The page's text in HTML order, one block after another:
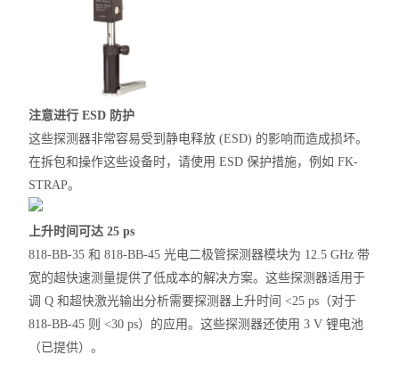
注意进行 ESD 防护
这些探测器非常容易受到静电释放 (ESD) 的影响而造成损坏。
在拆包和操作这些设备时，请使用 ESD 保护措施，例如 FK-
STRAP。
上升时间可达 25 ps
818-BB-35 和 818-BB-45 光电二极管探测器模块为 12.5 GHz 带
宽的超快速测量提供了低成本的解决方案。这些探测器适用于
调 Q 和超快激光输出分析需要探测器上升时间 <25 ps（对于
818-BB-45 则 <30 ps）的应用。这些探测器还使用 3 V 锂电池
（已提供）。